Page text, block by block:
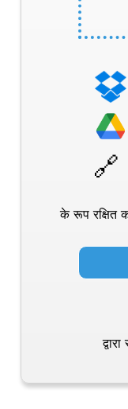
के रूप रक्षित